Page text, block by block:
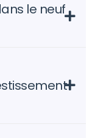
le neuf